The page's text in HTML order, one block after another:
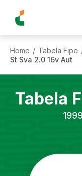
Home / Tabela Fipe
St Sva 2.0 16v Aut
Tabela
1999